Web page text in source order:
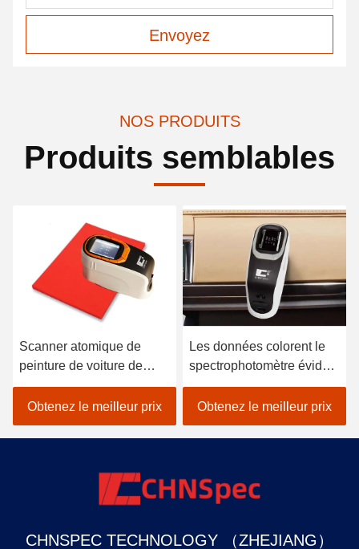
Envoyez
NOS PRODUITS
Produits semblables
Scanner atomique de
peinture de voiture de
spectrophotomètre tenu
dans la main de
colorimètre de Lightweigh
Obtenez le meilleur prix
Les données colorent le
spectrophotomètre évident
pour le textile
colorimétrique dans le noir
Obtenez le meilleur prix
CHNSPEC TECHNOLOGY （ZHEJIANG）